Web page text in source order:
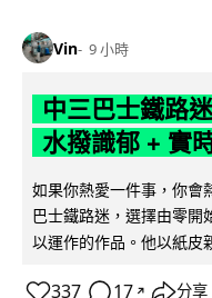
Vin 9 小時
中三巴士鐵路
水撥識郁 + 實
如果你熱愛一件事，你會
巴士鐵路迷，選擇由零開
以運作的作品。他以紙皮
337 17 ↗ 分享